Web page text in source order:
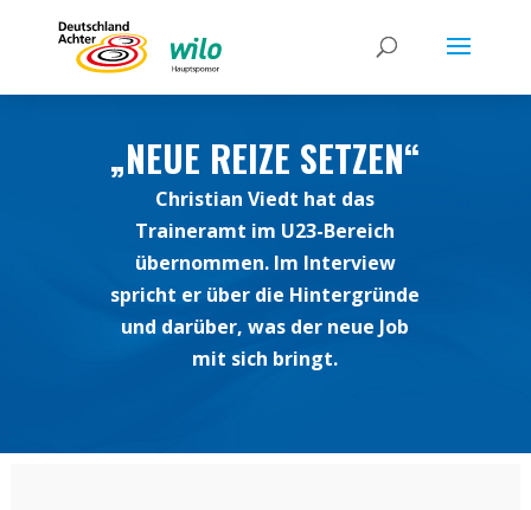
„NEUE REIZE SETZEN“
Christian Viedt hat das
Traineramt im U23-Bereich
übernommen. Im Interview
spricht er über die Hintergründe
und darüber, was der neue Job
mit sich bringt.